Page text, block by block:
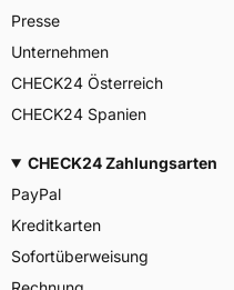
Presse
Unternehmen
CHECK24 Österreich
CHECK24 Spanien
CHECK24 Zahlungsarten
PayPal
Kreditkarten
Sofortüberweisung